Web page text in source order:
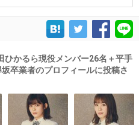
ひかるら現役メンバー26名＋平手
卒業者のプロフィールに投稿さ